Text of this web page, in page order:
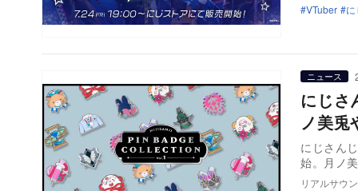
VTuber
ニュース
にじ
ノ美兎
にじさん
始。月ノ
リアルサウ